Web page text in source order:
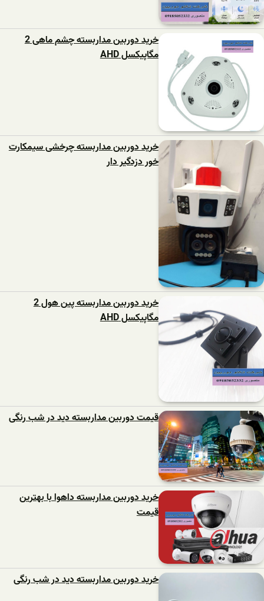
خرید دوربین مداربسته چشم ماهی 2
مگاپیکسل AHD
خرید دوربین مداربسته چرخشی سیمکارت
خور دزدگیر دار
خرید دوربین مداربسته پین هول 2
مگاپیکسل AHD
قیمت دوربین مداربسته دید در شب رنگی
خرید دوربین مداربسته داهوا با بهترین
قیمت
خرید دوربین مداربسته دید در شب رنگی